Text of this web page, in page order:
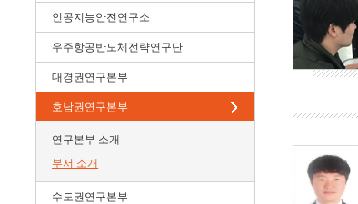
인공지능안전연구소
우주항공반도체전략연구단
대경권연구본부
호남권연구본부
연구본부 소개
부서 소개
수도권연구본부